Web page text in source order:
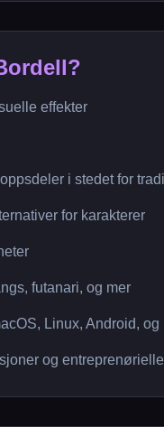
effekter
i stedet for
for karakterer
futanari, og mer
Linux, Android, og
og